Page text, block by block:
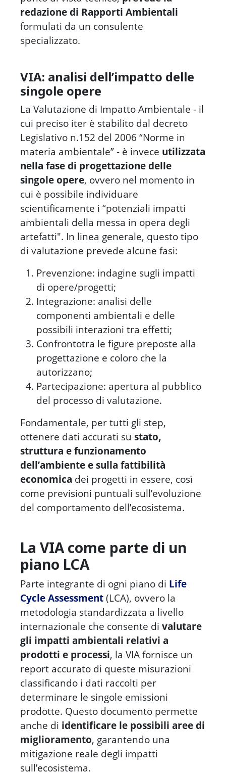
redazione di Rapporti Ambientali
formulati da un consulente
specializzato.
VIA: analisi dell’impatto delle
singole opere
La Valutazione di Impatto Ambientale - il
cui preciso iter è stabilito dal decreto
Legislativo n.152 del 2006 “Norme in
materia ambientale” - è invece utilizzata
nella fase di progettazione delle
singole opere, ovvero nel momento in
cui è possibile individuare
scientificamente i “potenziali impatti
ambientali della messa in opera degli
artefatti". In linea generale, questo tipo
di valutazione prevede alcune fasi:
Prevenzione: indagine sugli impatti
di opere/progetti;
Integrazione: analisi delle
componenti ambientali e delle
possibili interazioni tra effetti;
Confrontotra le figure preposte alla
progettazione e coloro che la
autorizzano;
Partecipazione: apertura al pubblico
del processo di valutazione.
Fondamentale, per tutti gli step,
ottenere dati accurati sustato,
struttura e funzionamento
dell’ambiente e sulla fattibilità
economica dei progetti in essere, così
come previsioni puntuali sull’evoluzione
del comportamento dell’ecosistema.
La VIA come parte di un
piano LCA
Parte integrante di ogni piano di Life
Cycle Assessment (LCA), ovvero la
metodologia standardizzata a livello
internazionale che consente divalutare
gli impatti ambientali relativi a
prodotti e processi, la VIA fornisce un
report accurato di queste misurazioni
classificando i dati raccolti per
determinare le singole emissioni
prodotte. Questo documento permette
anche di identificare le possibili aree di
miglioramento, garantendo una
mitigazione reale degli impatti
sull’ecosistema.